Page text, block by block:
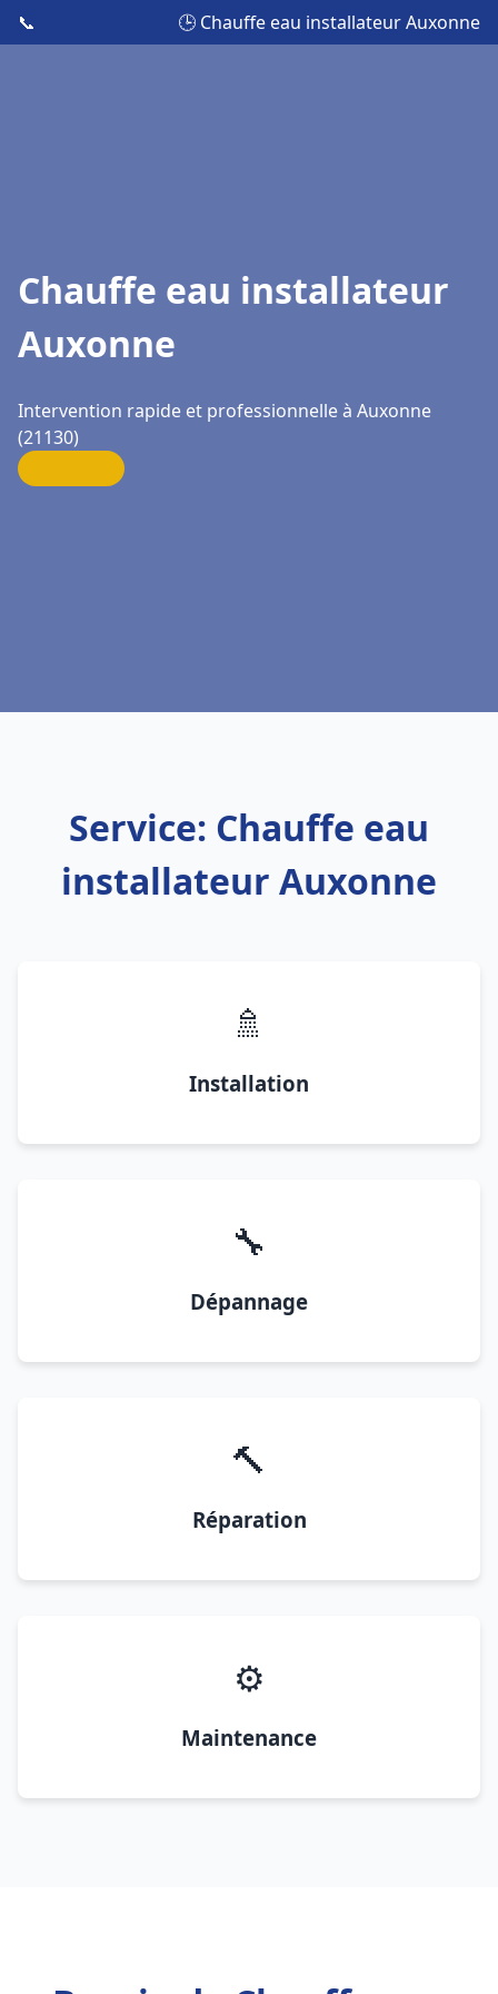
📞 🕒 Chauffe eau installateur Auxonne
Chauffe eau installateur
Auxonne
Intervention rapide et professionnelle à Auxonne
(21130)
Service: Chauffe eau
installateur Auxonne
🚿
Installation
🔧
Dépannage
🔨
Réparation
⚙️
Maintenance